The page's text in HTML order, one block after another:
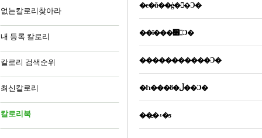
없는칼로리찾아라
내 등록 칼로리
칼로리 검색순위
최신칼로리
칼로리북
�ϵ�ũ��ġ��Ͻ�
��ī���׶󵥴Ͻ�
�����������Ͻ�
�Һ���ȣ�ڵ��Ͻ�
���̱۽�ƽ